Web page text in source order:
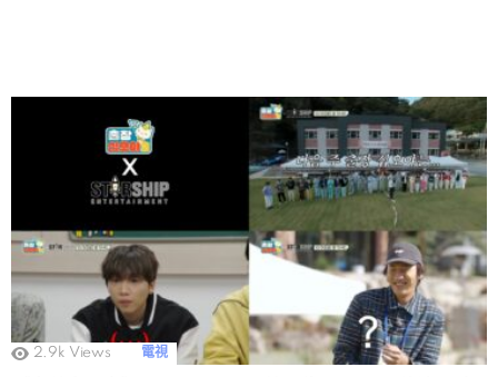
2.9k Views 電視